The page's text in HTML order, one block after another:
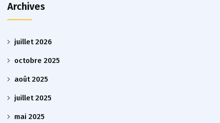
Archives
juillet 2026
octobre 2025
août 2025
juillet 2025
mai 2025